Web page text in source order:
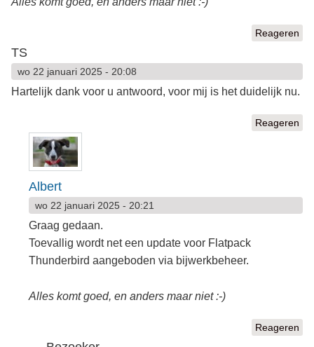
Reageren
TS
wo 22 januari 2025 - 20:08
Hartelijk dank voor u antwoord, voor mij is het duidelijk nu.
Reageren
Albert
wo 22 januari 2025 - 20:21
Graag gedaan.
Toevallig wordt net een update voor Flatpack
Thunderbird aangeboden via bijwerkbeheer.
Alles komt goed, en anders maar niet :-)
Reageren